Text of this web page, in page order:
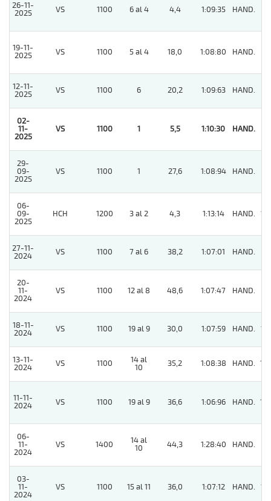
26-11-
2025
VS 1100 6 al 4 4,4 1:09:35 HAND.
19-11-
2025
VS 1100 5 al 4 18,0 1:08:80 HAND.
12-11-
2025
VS 1100 6 20,2 1:09:63 HAND.
02-
11-
2025
VS 1100 1 5,5 1:10:30 HAND.
29-
09-
2025
VS 1100 1 27,6 1:08:94 HAND.
06-
09-
2025
HCH 1200 3 al 2 4,3 1:13:14 HAND. 15
27-11-
2024
VS 1100 7 al 6 38,2 1:07:01 HAND.
20-
11-
2024
VS 1100 12 al 8 48,6 1:07:47 HAND.
18-11-
2024
VS 1100 19 al 9 30,0 1:07:59 HAND. 12
13-11-
2024
VS 1100
14 al
10
35,2 1:08:38 HAND. 10
11-11-
2024
VS 1100 19 al 9 36,6 1:06:96 HAND. 10
06-
11-
2024
VS 1400
14 al
10
44,3 1:28:40 HAND.
03-
11-
2024
VS 1100 15 al 11 36,0 1:07:12 HAND. 13